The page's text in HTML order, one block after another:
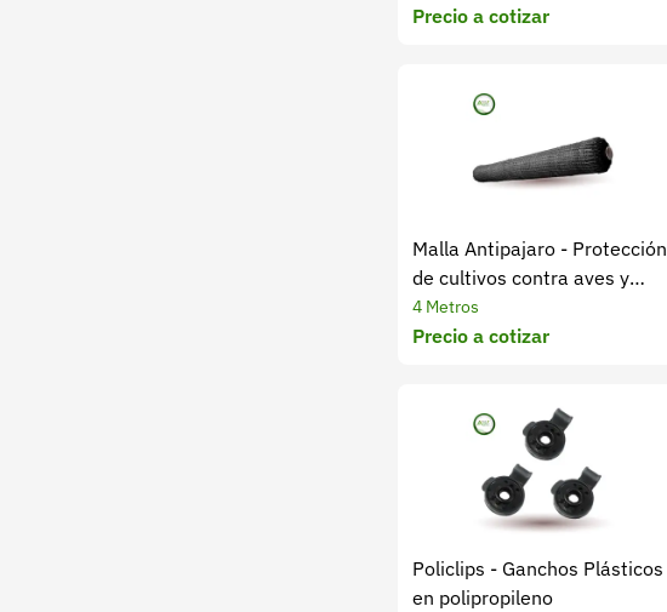
Precio a cotizar
Malla Antipajaro - Protección
de cultivos contra aves y
depredadores
4 Metros
Precio a cotizar
Policlips - Ganchos Plásticos
en polipropileno